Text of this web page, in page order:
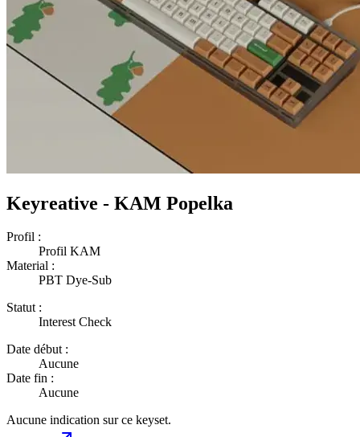
Keyreative - KAM Popelka
Profil :
Profil KAM
Material :
PBT Dye-Sub
Statut :
Interest Check
Date début :
Aucune
Date fin :
Aucune
Aucune indication sur ce keyset.